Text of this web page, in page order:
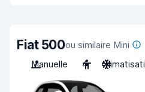
Fiat 500ou similaire Mini
Manuelle
4